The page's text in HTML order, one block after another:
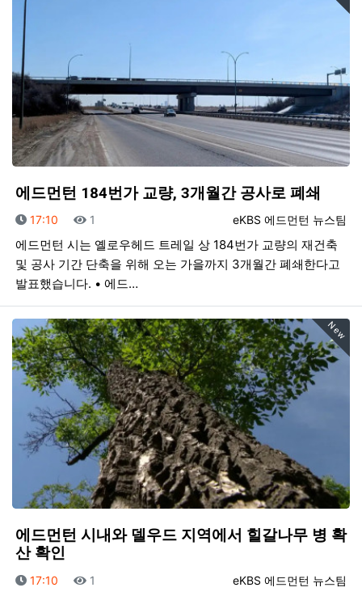
에드먼턴 184번가 교량, 3개월간 공사로 폐쇄
등록자
eKBS 에드먼턴 뉴스팀
등록일
17:10 조회
1
에드먼턴 시는 옐로우헤드 트레일 상 184번가 교량의 재건축
및 공사 기간 단축을 위해 오는 가을까지 3개월간 폐쇄한다고
발표했습니다. • 에드…
New
에드먼턴 시내와 델우드 지역에서 힐갈나무 병 확
산 확인
등록자
eKBS 에드먼턴 뉴스팀
등록일
17:10 조회
1